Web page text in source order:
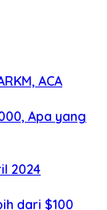
ACA
Apa yang
2024
dari $100